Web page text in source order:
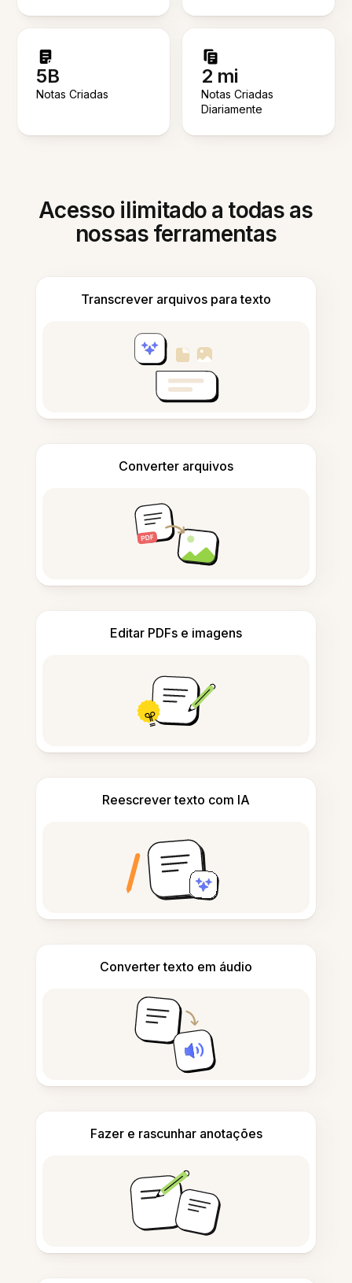
5B
Notas Criadas
2 mi
Notas Criadas
Diariamente
Acesso ilimitado a todas as
nossas ferramentas
Transcrever arquivos para texto
Converter arquivos
Editar PDFs e imagens
Reescrever texto com IA
Converter texto em áudio
Fazer e rascunhar anotações